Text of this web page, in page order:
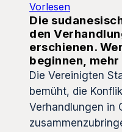
Vorlesen
Die
den
erschienen.
beginnen,
Die Vereinigten
bemüht, die
Verhandlungen in